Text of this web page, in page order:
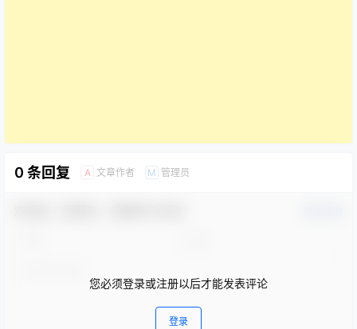
0 条回复 A 文章作者 M 管理员
您必须登录或注册以后才能发表评论
登录